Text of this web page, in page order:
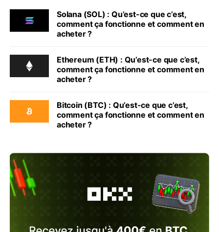
Solana (SOL) : Qu’est-ce que c’est,
comment ça fonctionne et comment en
acheter ?
Ethereum (ETH) : Qu’est-ce que c’est,
comment ça fonctionne et comment en
acheter ?
Bitcoin (BTC) : Qu’est-ce que c’est,
comment ça fonctionne et comment en
acheter ?